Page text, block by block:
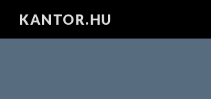
KANTOR.HU